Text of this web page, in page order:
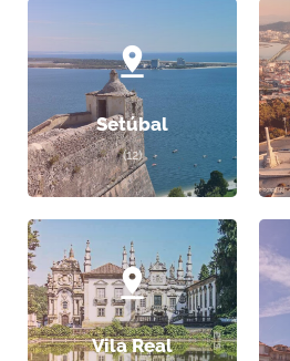
Setúbal
(12)
Vila Real